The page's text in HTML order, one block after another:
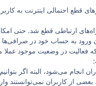
قطع احتمالی اینترنت به
راه‌های ارتباطی قطع شد. حتی
ورود به حساب خود در
در وضعیت موجود عملا
می‌شود، البته اگر